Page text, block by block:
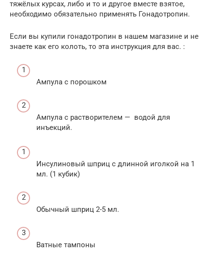
тяжёлых курсах, либо и то и другое вместе взятое,
необходимо обязательно применять Гонадотропин.
Если вы купили гонадотропин в нашем магазине и не
знаете как его колоть, то эта инструкция для вас. :
Ампула с порошком
Ампула с растворителем — водой для
инъекций.
Инсулиновый шприц с длинной иголкой на 1
мл. (1 кубик)
Обычный шприц 2-5 мл.
Ватные тампоны